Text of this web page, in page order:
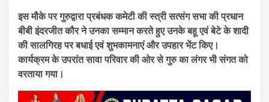
इस मौके पर गुरुद्वारा प्रबंधक कमेटी की स्त्री सत्संग सभा की प्रधान
बीबी इंदरजीत कौर ने उनका सम्मान करते हुए उनके बहू एवं बेटे के शादी
की सालगिरह पर बधाई एवं शुभकामनाएं और उपहार भेंट किए।
कार्यक्रम के उपरांत सावा परिवार की ओर से गुरु का लंगर भी संगत को
वरताया गया।